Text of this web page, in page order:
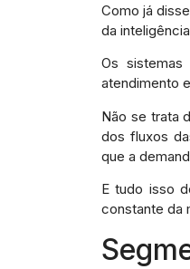
Como já
da
Os
atendimento
Não se trata
dos fluxos
que a
E tudo isso
constante da